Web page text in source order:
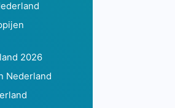
2026
Nederland